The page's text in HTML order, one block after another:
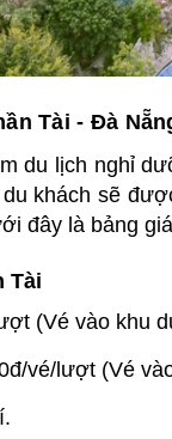
Tài - Đà
du lịch nghỉ
khách sẽ
đây là bảng
Tài
(Vé vào khu
vé/lượt (Vé